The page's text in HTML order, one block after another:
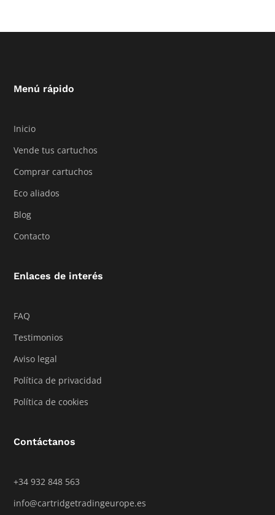
Menú rápido
Inicio
Vende tus cartuchos
Comprar cartuchos
Eco aliados
Blog
Contacto
Enlaces de interés
FAQ
Testimonios
Aviso legal
Política de privacidad
Política de cookies
Contáctanos
+34 932 848 563
info@cartridgetradingeurope.es